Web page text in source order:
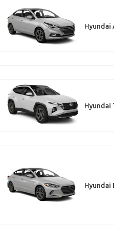
Hyundai
Hyundai
Hyundai